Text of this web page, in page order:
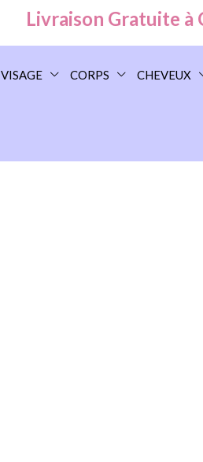
Livraison Gratuite à
VISAGE CORPS CHEVEUX